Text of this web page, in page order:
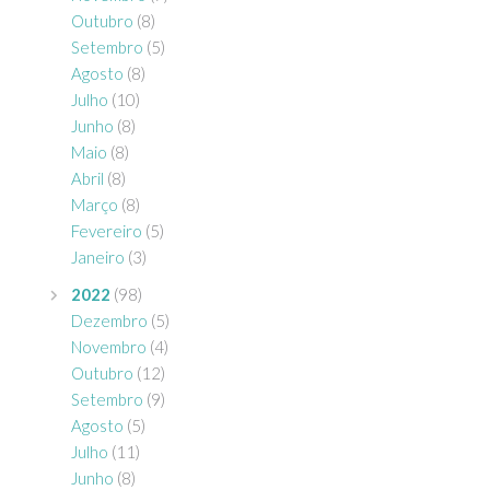
Outubro (8)
Setembro (5)
Agosto (8)
Julho (10)
Junho (8)
Maio (8)
Abril (8)
Março (8)
Fevereiro (5)
Janeiro (3)
2022 (98)
Dezembro (5)
Novembro (4)
Outubro (12)
Setembro (9)
Agosto (5)
Julho (11)
Junho (8)